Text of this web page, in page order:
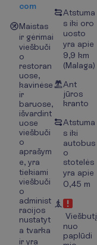
com
Maistas
ir gėrimai
viešbuči
o
restoran
uose,
kavinėse
ir
baruose,
išvardint
uose
viešbuči
o
aprašym
e, yra
tiekiami
viešbuči
o
administ
racijos
nustatyt
a tvarka
ir yra
Atstuma
s iki oro
uosto
yra apie
9,9 km
(Malaga)
Ant
jūros
kranto
Atstuma
s iki
autobus
o
stotelės
yra apie
0,45 m
Viešbutį
nuo
paplūdi